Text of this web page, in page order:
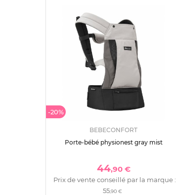
-20%
BEBECONFORT
Porte-bébé physionest gray mist
44,90 €
Prix de vente conseillé par la marque :
55,90 €